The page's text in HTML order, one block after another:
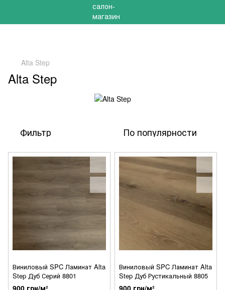
Alta Step
Alta Step
Фильтр По популярности
Виниловый SPC Ламинат Alta
Step Дуб Серий 8801
Виниловый SPC Ламинат Alta
Step Дуб Рустикальный 8805